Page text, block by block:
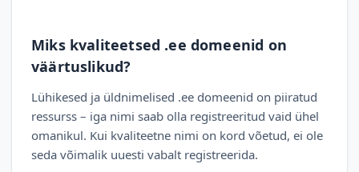
Miks kvaliteetsed .ee domeenid on
väärtuslikud?
Lühikesed ja üldnimelised .ee domeenid on piiratud
ressurss – iga nimi saab olla registreeritud vaid ühel
omanikul. Kui kvaliteetne nimi on kord võetud, ei ole
seda võimalik uuesti vabalt registreerida.